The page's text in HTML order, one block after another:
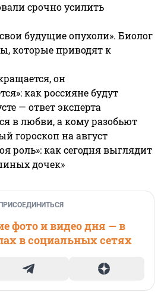
срочно усилить
будущие опухоли». Биолог
которые приводят к
он
как россияне будут
— ответ эксперта
в любви, а кому разобьют
гороскоп на август
роль»: как сегодня выглядит
дочек»
ПРИСОЕДИНИТЬСЯ
фото и видео дня — в
в социальных сетях